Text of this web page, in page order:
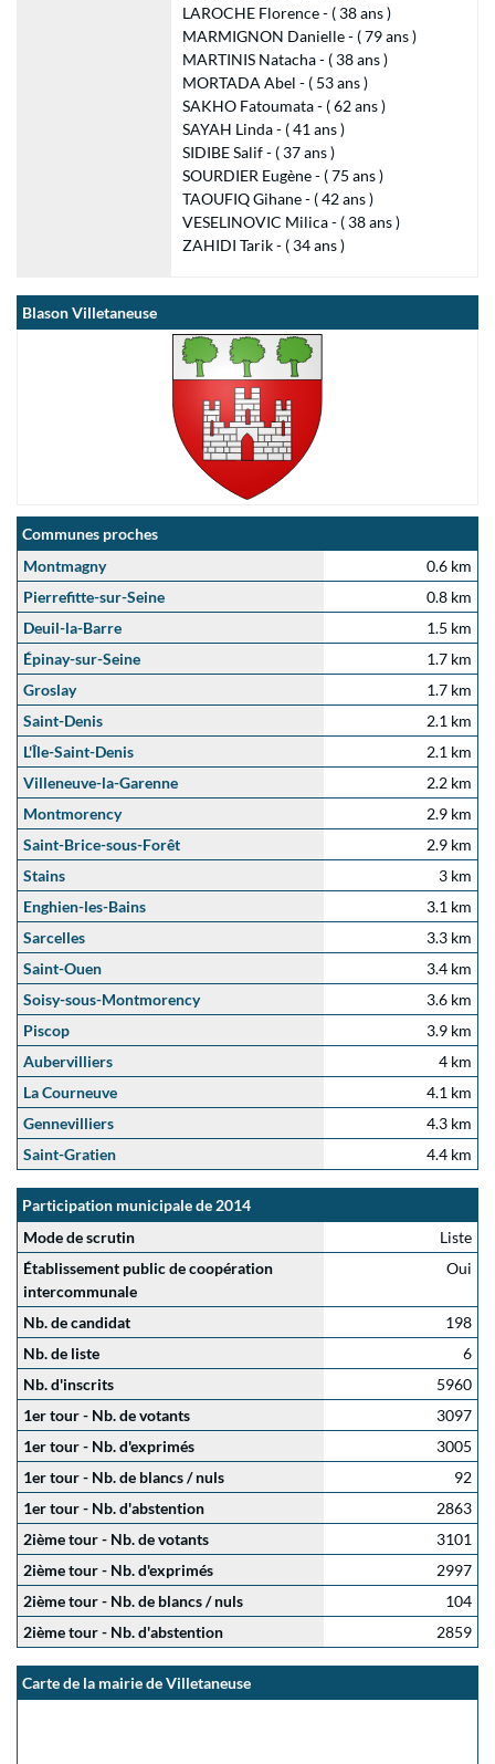
LAROCHE Florence - ( 38 ans )
MARMIGNON Danielle - ( 79 ans )
MARTINIS Natacha - ( 38 ans )
MORTADA Abel - ( 53 ans )
SAKHO Fatoumata - ( 62 ans )
SAYAH Linda - ( 41 ans )
SIDIBE Salif - ( 37 ans )
SOURDIER Eugène - ( 75 ans )
TAOUFIQ Gihane - ( 42 ans )
VESELINOVIC Milica - ( 38 ans )
ZAHIDI Tarik - ( 34 ans )
Blason Villetaneuse
Communes proches
Montmagny
0.6 km
Pierrefitte-sur-Seine
0.8 km
Deuil-la-Barre
1.5 km
Épinay-sur-Seine
1.7 km
Groslay
1.7 km
Saint-Denis
2.1 km
L'Île-Saint-Denis
2.1 km
Villeneuve-la-Garenne
2.2 km
Montmorency
2.9 km
Saint-Brice-sous-Forêt
2.9 km
Stains
3 km
Enghien-les-Bains
3.1 km
Sarcelles
3.3 km
Saint-Ouen
3.4 km
Soisy-sous-Montmorency
3.6 km
Piscop
3.9 km
Aubervilliers
4 km
La Courneuve
4.1 km
Gennevilliers
4.3 km
Saint-Gratien
4.4 km
Participation municipale de 2014
Mode de scrutin
Liste
Établissement public de coopération
intercommunale
Oui
Nb. de candidat
198
Nb. de liste
6
Nb. d'inscrits
5960
1er tour - Nb. de votants
3097
1er tour - Nb. d'exprimés
3005
1er tour - Nb. de blancs / nuls
92
1er tour - Nb. d'abstention
2863
2ième tour - Nb. de votants
3101
2ième tour - Nb. d'exprimés
2997
2ième tour - Nb. de blancs / nuls
104
2ième tour - Nb. d'abstention
2859
Carte de la mairie de Villetaneuse